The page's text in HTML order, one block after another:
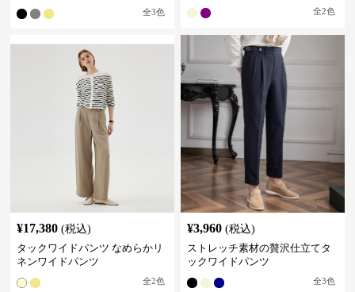
全3色 全2色
¥17,380 (税込)
タックワイドパンツ なめらかリ
ネンワイドパンツ
全2色
¥3,960 (税込)
ストレッチ素材の贅沢仕立てタ
ックワイドパンツ
全3色